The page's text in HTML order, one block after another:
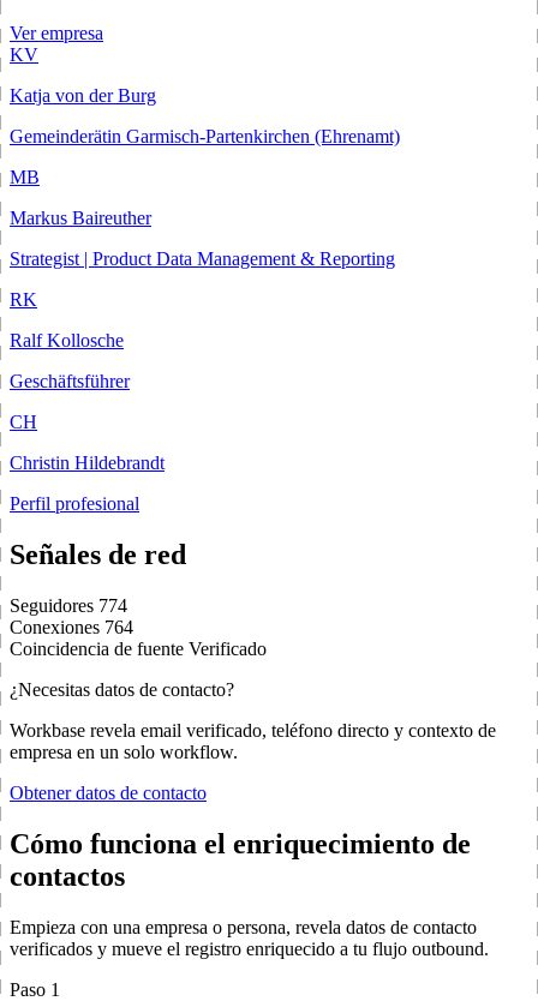
Ver empresa
KV
Katja von der Burg
Gemeinderätin Garmisch-Partenkirchen (Ehrenamt)
MB
Markus Baireuther
Strategist | Product Data Management & Reporting
RK
Ralf Kollosche
Geschäftsführer
CH
Christin Hildebrandt
Perfil profesional
Señales de red
Seguidores 774
Conexiones 764
Coincidencia de fuente Verificado
¿Necesitas datos de contacto?
Workbase revela email verificado, teléfono directo y contexto de
empresa en un solo workflow.
Obtener datos de contacto
Cómo funciona el enriquecimiento de
contactos
Empieza con una empresa o persona, revela datos de contacto
verificados y mueve el registro enriquecido a tu flujo outbound.
Paso 1